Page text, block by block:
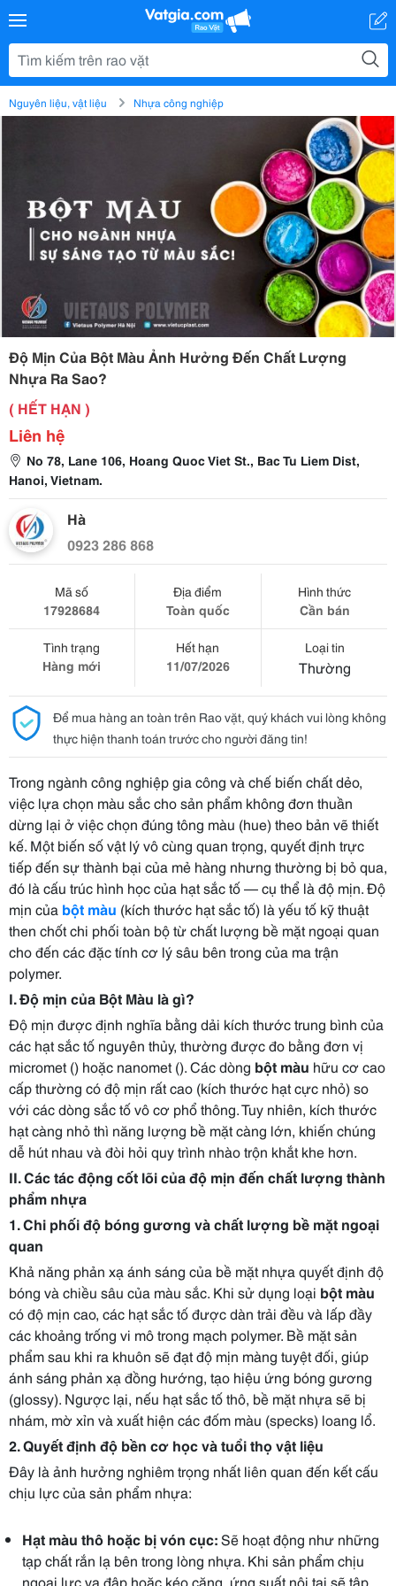
Nguyên liệu, vật liệu Nhựa công nghiệp
Độ Mịn Của Bột Màu Ảnh Hưởng Đến Chất Lượng
Nhựa Ra Sao?
( HẾT HẠN )
Liên hệ
No 78, Lane 106, Hoang Quoc Viet St., Bac Tu Liem Dist,
Hanoi, Vietnam.
Hà
0923 286 868
Mã số
17928684
Địa điểm
Toàn quốc
Hình thức
Cần bán
Tình trạng
Hàng mới
Hết hạn
11/07/2026
Loại tin
Thường
Để mua hàng an toàn trên Rao vặt, quý khách vui lòng không
thực hiện thanh toán trước cho người đăng tin!
Trong ngành công nghiệp gia công và chế biến chất dẻo,
việc lựa chọn màu sắc cho sản phẩm không đơn thuần
dừng lại ở việc chọn đúng tông màu (hue) theo bản vẽ thiết
kế. Một biến số vật lý vô cùng quan trọng, quyết định trực
tiếp đến sự thành bại của mẻ hàng nhưng thường bị bỏ qua,
đó là cấu trúc hình học của hạt sắc tố — cụ thể là độ mịn. Độ
mịn của bột màu (kích thước hạt sắc tố) là yếu tố kỹ thuật
then chốt chi phối toàn bộ từ chất lượng bề mặt ngoại quan
cho đến các đặc tính cơ lý sâu bên trong của ma trận
polymer.
I. Độ mịn của Bột Màu là gì?
Độ mịn được định nghĩa bằng dải kích thước trung bình của
các hạt sắc tố nguyên thủy, thường được đo bằng đơn vị
micromet () hoặc nanomet (). Các dòng bột màu hữu cơ cao
cấp thường có độ mịn rất cao (kích thước hạt cực nhỏ) so
với các dòng sắc tố vô cơ phổ thông. Tuy nhiên, kích thước
hạt càng nhỏ thì năng lượng bề mặt càng lớn, khiến chúng
dễ hút nhau và đòi hỏi quy trình nhào trộn khắt khe hơn.
II. Các tác động cốt lõi của độ mịn đến chất lượng thành
phẩm nhựa
1. Chi phối độ bóng gương và chất lượng bề mặt ngoại
quan
Khả năng phản xạ ánh sáng của bề mặt nhựa quyết định độ
bóng và chiều sâu của màu sắc. Khi sử dụng loại bột màu
có độ mịn cao, các hạt sắc tố được dàn trải đều và lấp đầy
các khoảng trống vi mô trong mạch polymer. Bề mặt sản
phẩm sau khi ra khuôn sẽ đạt độ mịn màng tuyệt đối, giúp
ánh sáng phản xạ đồng hướng, tạo hiệu ứng bóng gương
(glossy). Ngược lại, nếu hạt sắc tố thô, bề mặt nhựa sẽ bị
nhám, mờ xỉn và xuất hiện các đốm màu (specks) loang lổ.
2. Quyết định độ bền cơ học và tuổi thọ vật liệu
Đây là ảnh hưởng nghiêm trọng nhất liên quan đến kết cấu
chịu lực của sản phẩm nhựa:
Hạt màu thô hoặc bị vón cục:Sẽ hoạt động như những
tạp chất rắn lạ bên trong lòng nhựa. Khi sản phẩm chịu
ngoại lực va đập hoặc kéo căng, ứng suất nội tại sẽ tập